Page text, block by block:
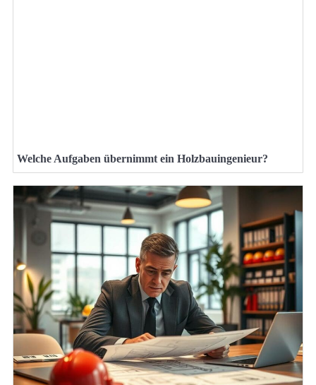
Welche Aufgaben übernimmt ein Holzbauingenieur?